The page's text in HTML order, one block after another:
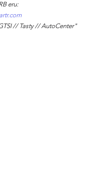
eru:
// Tasty // AutoCenter"